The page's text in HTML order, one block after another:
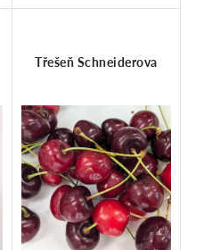
Třešeň Schneiderova